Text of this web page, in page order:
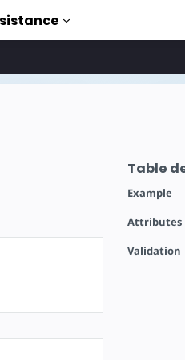
Table
Example
Attributes
Validation